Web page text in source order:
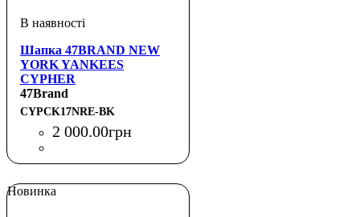
Шапка 47BRAND NEW
YORK YANKEES
CYPHER
47Brand
CYPCK17NRE-BK
2 000.00грн
Новинка